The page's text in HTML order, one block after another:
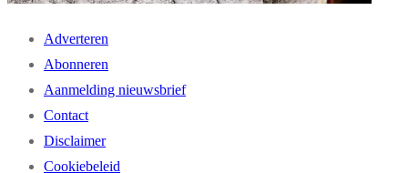
Adverteren
Abonneren
Aanmelding nieuwsbrief
Contact
Disclaimer
Cookiebeleid